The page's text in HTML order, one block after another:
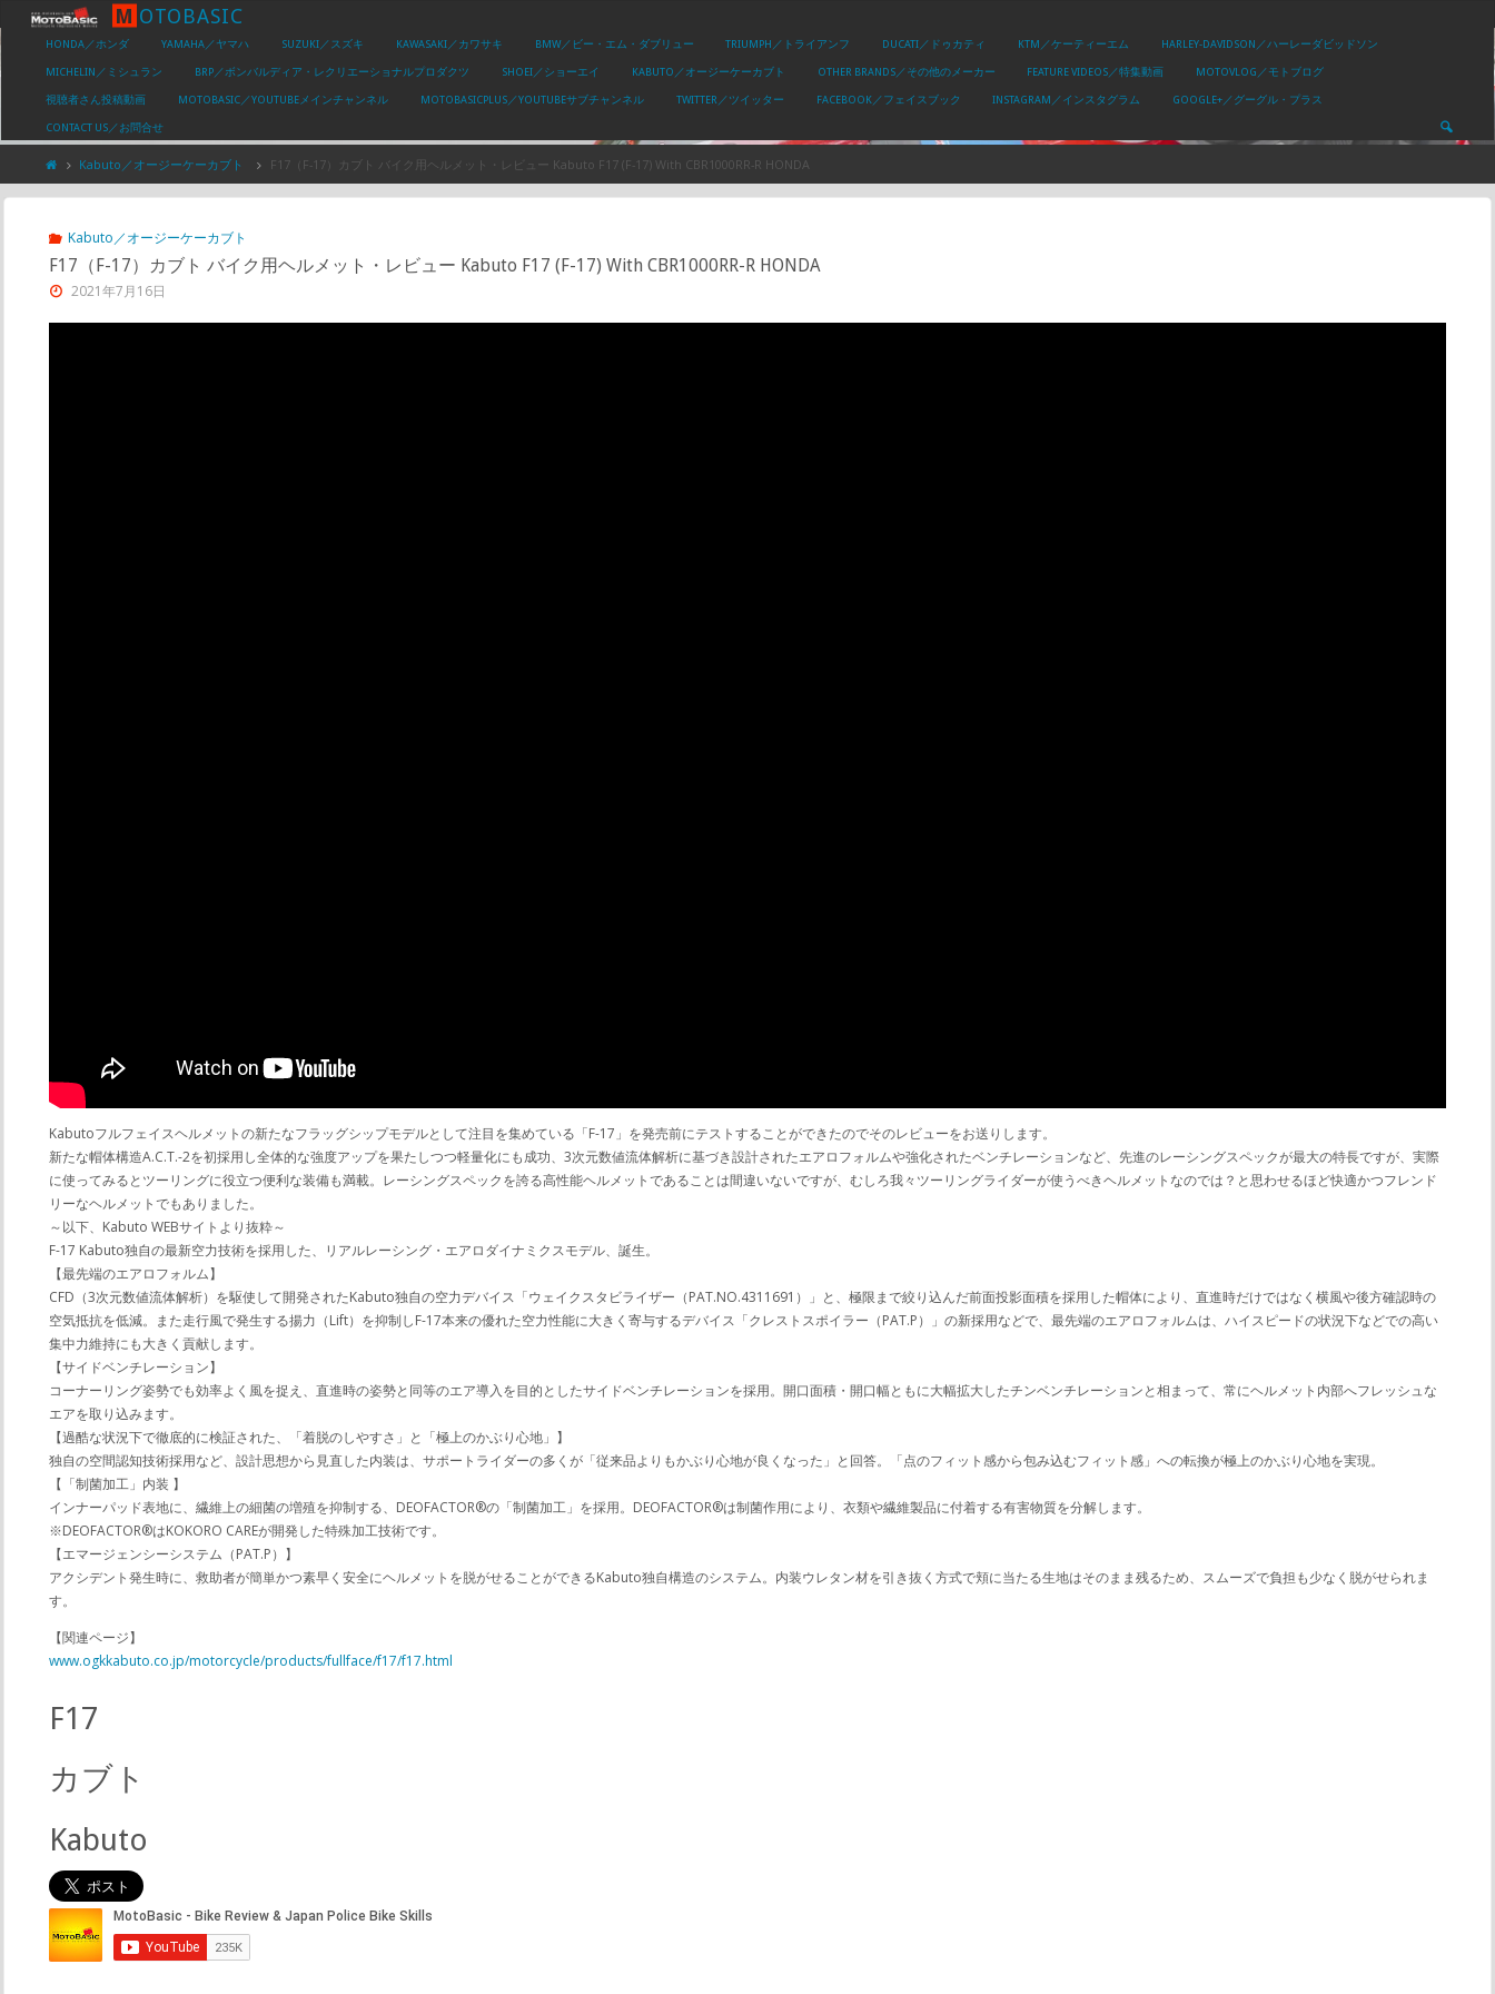
M OTOBASIC
HONDA／ホンダ YAMAHA／ヤマハ SUZUKI／スズキ KAWASAKI／カワサキ BMW／ビー・エム・ダブリュー TRIUMPH／トライアンフ DUCATI／ドゥカティ KTM／ケーティーエム HARLEY-DAVIDSON／ハーレーダビッドソン
MICHELIN／ミシュラン BRP／ボンバルディア・レクリエーショナルプロダクツ SHOEI／ショーエイ KABUTO／オージーケーカブト OTHER BRANDS／その他のメーカー FEATURE VIDEOS／特集動画 MOTOVLOG／モトブログ
視聴者さん投稿動画 MOTOBASIC／YOUTUBEメインチャンネル MOTOBASICPLUS／YOUTUBEサブチャンネル TWITTER／ツイッター FACEBOOK／フェイスブック INSTAGRAM／インスタグラム GOOGLE+／グーグル・プラス
CONTACT US／お問合せ
Kabuto／オージーケーカブト F17（F-17）カブト バイク用ヘルメット・レビュー Kabuto F17 (F-17) With CBR1000RR-R HONDA
Kabuto／オージーケーカブト
F17（F-17）カブト バイク用ヘルメット・レビュー Kabuto F17 (F-17) With CBR1000RR-R HONDA
2021年7月16日
Kabutoフルフェイスヘルメットの新たなフラッグシップモデルとして注目を集めている「F-17」を発売前にテストすることができたのでそのレビューをお送りします。
新たな帽体構造A.C.T.-2を初採用し全体的な強度アップを果たしつつ軽量化にも成功、3次元数値流体解析に基づき設計されたエアロフォルムや強化されたベンチレーションなど、先進のレーシングスペックが最大の特長ですが、実際
に使ってみるとツーリングに役立つ便利な装備も満載。レーシングスペックを誇る高性能ヘルメットであることは間違いないですが、むしろ我々ツーリングライダーが使うべきヘルメットなのでは？と思わせるほど快適かつフレンド
リーなヘルメットでもありました。
～以下、Kabuto WEBサイトより抜粋～
F-17 Kabuto独自の最新空力技術を採用した、リアルレーシング・エアロダイナミクスモデル、誕生。
【最先端のエアロフォルム】
CFD（3次元数値流体解析）を駆使して開発されたKabuto独自の空力デバイス「ウェイクスタビライザー（PAT.NO.4311691）」と、極限まで絞り込んだ前面投影面積を採用した帽体により、直進時だけではなく横風や後方確認時の
空気抵抗を低減。また走行風で発生する揚力（Lift）を抑制しF-17本来の優れた空力性能に大きく寄与するデバイス「クレストスポイラー（PAT.P）」の新採用などで、最先端のエアロフォルムは、ハイスピードの状況下などでの高い
集中力維持にも大きく貢献します。
【サイドベンチレーション】
コーナーリング姿勢でも効率よく風を捉え、直進時の姿勢と同等のエア導入を目的としたサイドベンチレーションを採用。開口面積・開口幅ともに大幅拡大したチンベンチレーションと相まって、常にヘルメット内部へフレッシュな
エアを取り込みます。
【過酷な状況下で徹底的に検証された、「着脱のしやすさ」と「極上のかぶり心地」】
独自の空間認知技術採用など、設計思想から見直した内装は、サポートライダーの多くが「従来品よりもかぶり心地が良くなった」と回答。「点のフィット感から包み込むフィット感」への転換が極上のかぶり心地を実現。
【「制菌加工」内装 】
インナーパッド表地に、繊維上の細菌の増殖を抑制する、DEOFACTOR®の「制菌加工」を採用。DEOFACTOR®は制菌作用により、衣類や繊維製品に付着する有害物質を分解します。
※DEOFACTOR®はKOKORO CAREが開発した特殊加工技術です。
【エマージェンシーシステム（PAT.P）】
アクシデント発生時に、救助者が簡単かつ素早く安全にヘルメットを脱がせることができるKabuto独自構造のシステム。内装ウレタン材を引き抜く方式で頬に当たる生地はそのまま残るため、スムーズで負担も少なく脱がせられま
す。
【関連ページ】
www.ogkkabuto.co.jp/motorcycle/products/fullface/f17/f17.html
F17
カブト
Kabuto